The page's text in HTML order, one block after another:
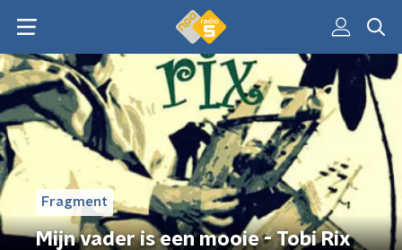
Fragment
Mijn vader is een mooie - Tobi Rix